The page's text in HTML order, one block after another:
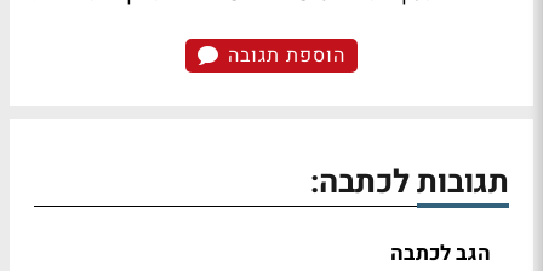
הוספת תגובה
תגובות לכתבה:
הגב לכתבה